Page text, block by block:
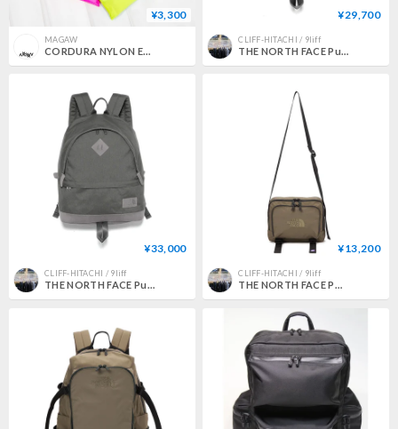
¥3,300
MAGAW
CORDURA NYLON ECO BAG
¥29,700
CLIFF-HITACHI / 9liff
THE NORTH FACE Purple Label CORDURA Nylon Medium Day Pack | N25FU072｜コーディラナイロン ミディアムデイパック 【2026FW】
¥33,000
CLIFF-HITACHI / 9liff
THE NORTH FACE Purple Label CORDURA Nylon Field Day Pack | N25FU073｜コーディラナイロン フィールドデイパック 【2026FW】
¥13,200
CLIFF-HITACHI / 9liff
THE NORTH FACE PURPLE LABEL CORDURA Nylon Shoulder Bag / N25FU080 / パープルレーベル コーディラ ショルダー【2026FWモデル】